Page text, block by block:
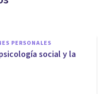
PERSONALES
social y la